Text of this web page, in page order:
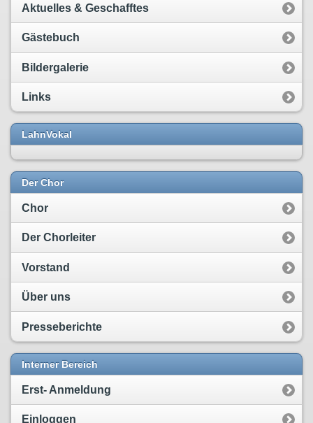
Aktuelles & Geschafftes
Gästebuch
Bildergalerie
Links
LahnVokal
Der Chor
Chor
Der Chorleiter
Vorstand
Über uns
Presseberichte
Interner Bereich
Erst- Anmeldung
Einloggen